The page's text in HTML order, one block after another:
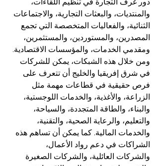
والمنتديات، والبعثات التجارية، والاجتماعات
الثنائية، والفعاليات المتخصصة التي تجمع
المصدرين، والمستوردين، والمستثمرين،
ومقدمي الخدمات، والمؤسسات الاقتصادية.
ومن خلال هذه الشبكات، يمكن للشركات
في شرق إفريقيا والخليج أن تتعرف على
فرص حقيقية في قطاعات مهمة مثل
الزراعة، والأغذية، والخدمات اللوجستية،
والبناء، والطاقة المتجددة، والسياحة،
والتعليم، والرعاية الصحية، والتقنية،
والخدمات المالية. كما يمكن أن تساهم هذه
الشراكات في دعم رواد الأعمال،
والشركات العائلية، والشركات الصغيرة